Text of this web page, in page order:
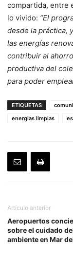
compartida, entre
lo vivido: “El
desde la práctica,
las energías
contribuir al
productiva del
para poder
ETIQUETAS
energias limpias
Artículo anterior
Aeropuertos
sobre el cuidado
ambiente en Mar